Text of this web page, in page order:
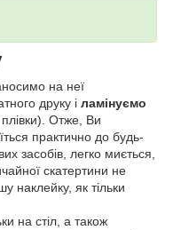
на неї
друку і ламінуємо
Отже, Ви
практично до будь-
засобів, легко миється,
скатертини не
наклейку, як тільки
на стіл, а також